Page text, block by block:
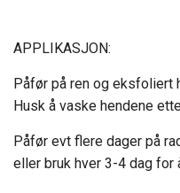
APPLIKASJON:
Påfør på ren og eksfoliert
Husk å vaske hendene
Påfør evt flere dager på
eller bruk hver 3-4 dag for